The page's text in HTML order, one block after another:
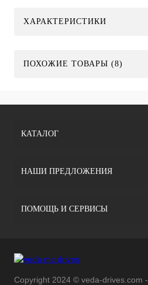
ХАРАКТЕРИСТИКИ
ПОХОЖИЕ ТОВАРЫ (8)
КАТАЛОГ
НАШИ ПРЕДЛОЖЕНИЯ
ПОМОЩЬ И СЕРВИСЫ
Copyright 2024 © veda-drives.com -